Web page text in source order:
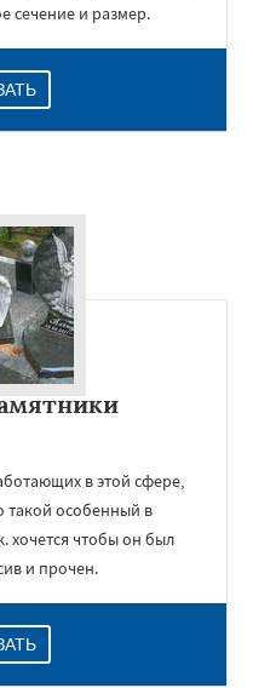
сечение и размер.
в этой сфере,
такой особенный в
хочется чтобы он был
и прочен.